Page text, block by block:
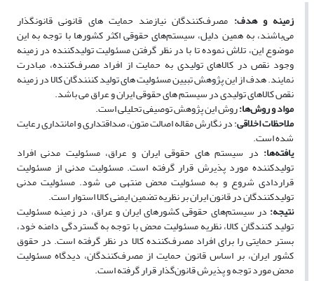
زمینه و هدف: مصرف‌کنندگان نیازمند حمایت های قانونی قانونگذار
می‌باشند، به همین دلیل، سیستم‌های حقوقی اکثر کشورها‌ با توجه به این
موضوع این‌، تلاش‌ نموده تا با در نظر گرفتن‌ مسئولیت‌ تولیدکننده‌ در زمینه
وجود نقص در کالاهای تولیدی به‌ حمایت‌ از افراد مصرف‌کننده،‌ مبادرت
نمایند. هدف از این پژوهش تبیین مسئولیت های تولید کننندگان کالا در زمینه
نقص کالاهای تولیدی در سیستم های حقوقی ایران و عراق می باشد.
مواد و روش‌ها:روش این پژوهش توصیفی تحلیلی است.
ملاحظات اخلاقی: در نگارش مقاله اصالت متون، صداقتداری و امانتداری رعایت
شده است.
یافتهها: در سیستم های حقوقی ایران و عراق، مسئولیت مدنی افراد
تولیدکننده مورد پذیرش قرار گرفته است. مسئولیت مدنی از مسئولیت
قراردادی شروع و به مسئولیت محض منتهی می شود. مسئولیت مدنی
تولیدکنندگان در قانون ایران بر نظریه تضمین ایمنی کالا استوار است.
نتیجه: در سیستم‌های حقوقی کشورهای ایران و عراق، در زمینه مسئولیت
تولید کنندگان کالا، نظریه مسئولیت‌ محض‌ با توجه‌ به‌ گستردگی دامنه خود‌،
بستر حمایتی‌ را برای‌ افراد مصرف‌‌کننده‌ کالا در نظر گرفته است. در حقوق‌
کشور ایران‌، بر اساس قانون‌ حمایت‌ از مصرف‌‌کنندگان‌، دیدگاه‌ مسئولیت‌
محض‌ مورد توجه و پذیرش قانون‌گذار قرار گرفته است.